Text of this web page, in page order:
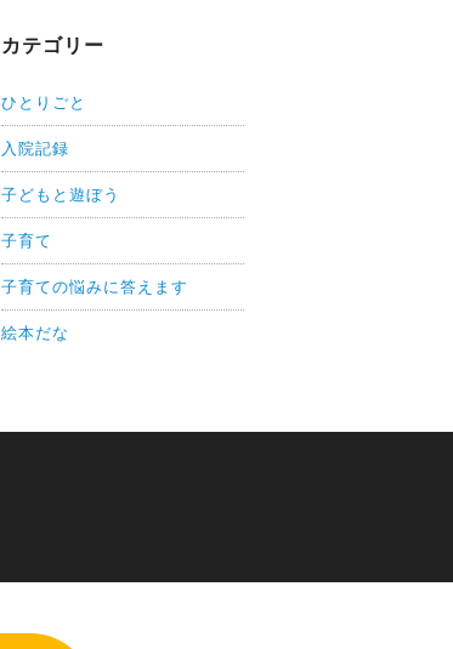
カテゴリー
ひとりごと
入院記録
子どもと遊ぼう
子育て
子育ての悩みに答えます
絵本だな